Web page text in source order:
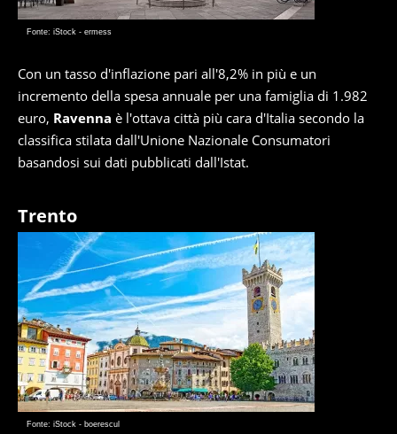
Fonte: iStock - ermess
Con un tasso d'inflazione pari all'8,2% in più e un
incremento della spesa annuale per una famiglia di 1.982
euro, Ravenna è l'ottava città più cara d'Italia secondo la
classifica stilata dall'Unione Nazionale Consumatori
basandosi sui dati pubblicati dall'Istat.
Trento
Fonte: iStock - boerescul